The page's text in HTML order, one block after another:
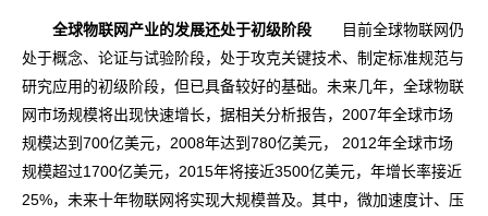
全球物联网产业的发展还处于初级阶段 目前全球物联网仍
处于概念、论证与试验阶段，处于攻克关键技术、制定标准规范与
研究应用的初级阶段，但已具备较好的基础。未来几年，全球物联
网市场规模将出现快速增长，据相关分析报告，2007年全球市场
规模达到700亿美元，2008年达到780亿美元， 2012年全球市场
规模超过1700亿美元，2015年将接近3500亿美元，年增长率接近
25%，未来十年物联网将实现大规模普及。其中，微加速度计、压